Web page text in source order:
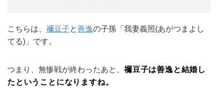
こちらは、 禰豆子と善逸の子孫「我妻義照(あがつまよし
てる)」です。
つまり、無惨戦が終わったあと、 禰豆子は善逸と結婚し
たということになりますね。